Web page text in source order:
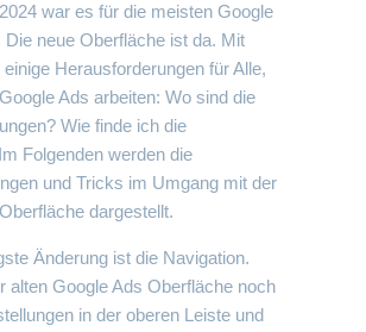
war es für die meisten Google
neue Oberfläche ist da. Mit
Herausforderungen für Alle,
Ads arbeiten: Wo sind die
Wie finde ich die
Folgenden werden die
und Tricks im Umgang mit der
dargestellt.
Änderung ist die Navigation.
alten Google Ads Oberfläche noch
in der oberen Leiste und